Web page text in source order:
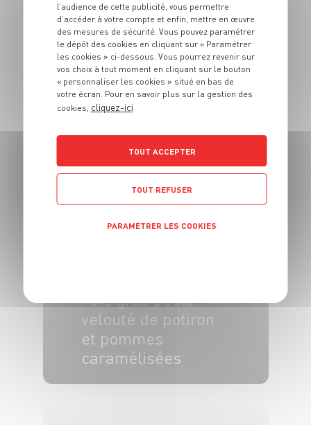
15 min
Crostini jambon
maïs
Foie gras poêlé
velouté de potiron
et pommes
caramélisées
l’audience de cette publicité, vous permettre
d’accéder à votre compte et enfin, mettre en œuvre
des mesures de sécurité. Vous pouvez paramétrer
le dépôt des cookies en cliquant sur « Paramétrer
les cookies » ci-dessous. Vous pourrez revenir sur
vos choix à tout moment en cliquant sur le bouton
« personnaliser les cookies » situé en bas de
votre écran. Pour en savoir plus sur la gestion des
cookies, cliquez-ici
TOUT ACCEPTER
TOUT REFUSER
PARAMÉTRER LES COOKIES